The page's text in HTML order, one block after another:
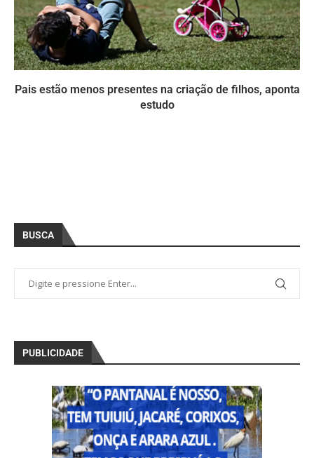
Pais estão menos presentes na criação de filhos, aponta
estudo
BUSCA
PUBLICIDADE